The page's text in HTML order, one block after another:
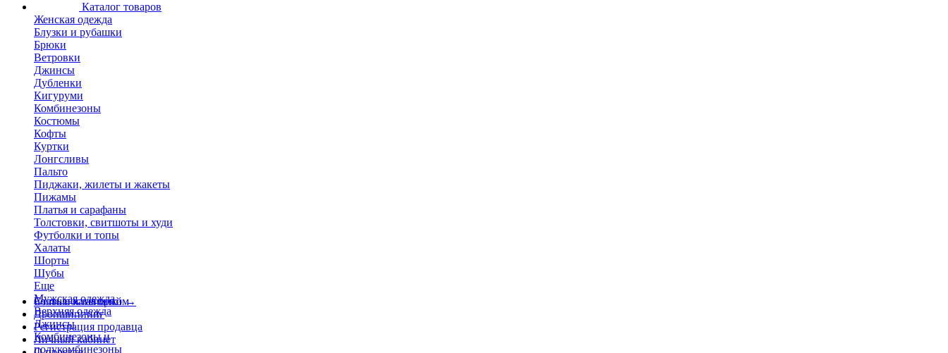
Каталог товаров
Женская одежда
Блузки и рубашки
Брюки
Ветровки
Джинсы
Дубленки
Кигуруми
Комбинезоны
Костюмы
Кофты
Куртки
Лонгсливы
Пальто
Пиджаки, жилеты и жакеты
Пижамы
Платья и сарафаны
Толстовки, свитшоты и худи
Футболки и топы
Халаты
Шорты
Шубы
Еще
Мужская одежда
Верхняя одежда
Джинсы
Комбинезоны и
полукомбинезоны
Больше категорий→
Стать поставщиком
Дропшиппинг
Регистрация продавца
Личный кабинет